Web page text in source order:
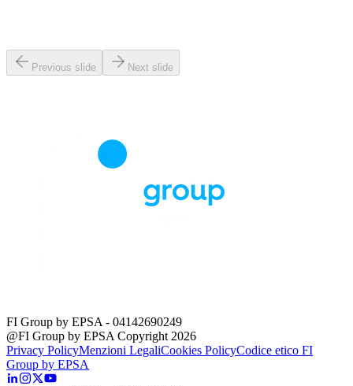
Previous slide Next slide
FI Group by EPSA - 04142690249
@FI Group by EPSA Copyright 2026
Privacy PolicyMenzioni LegaliCookies PolicyCodice etico FI
Group by EPSA